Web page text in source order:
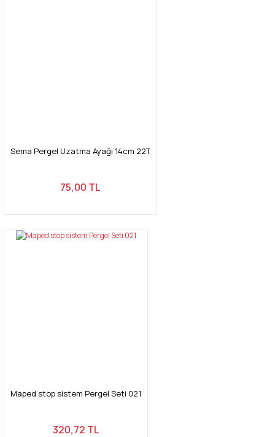
Sema Pergel Uzatma Ayağı 14cm 22T
75,00 TL
Maped stop sistem Pergel Seti 021
320,72 TL